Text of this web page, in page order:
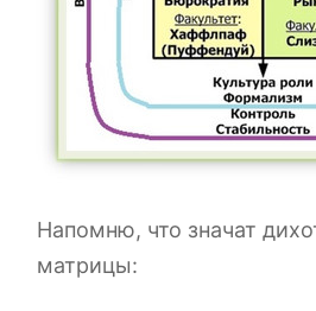
Напомню, что значат
матрицы: